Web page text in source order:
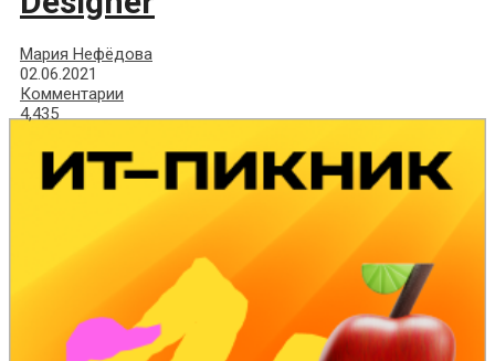
Мария Нефёдова
02.06.2021
Комментарии
4,435